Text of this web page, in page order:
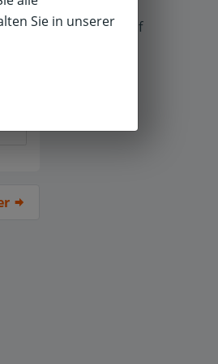
Sie in unserer
f